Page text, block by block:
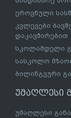
ეროვნული
კვლევები
დაკავშირებით
სკოლამდელი
სასკოლო
ბილინგვური
უმაღლესი
უმაღლესი